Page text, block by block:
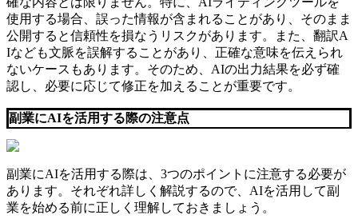
使用する場合、誤った情報が含まれることがあり、そのまま
公開すると信頼性を損なうリスクがあります。また、翻訳A
Iなども文脈を誤解することがあり、正確な意味を伝えられ
ないケースもあります。そのため、AIの出力結果を必ず確
認し、必要に応じて修正を加えることが重要です。
副業にAIを活用する際の注意点
副業にAIを活用する際は、3つのポイントに注意する必要が
あります。それぞれ詳しく解説するので、AIを活用して副
業を始める前に正しく理解しておきましょう。